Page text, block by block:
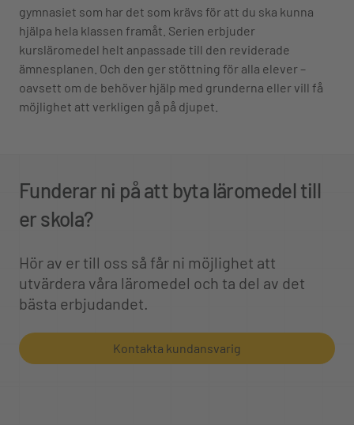
gymnasiet som har det som krävs för att du ska kunna
hjälpa hela klassen framåt. Serien erbjuder
kursläromedel helt anpassade till den reviderade
ämnesplanen. Och den ger stöttning för alla elever –
oavsett om de behöver hjälp med grunderna eller vill få
möjlighet att verkligen gå på djupet.
Funderar ni på att byta läromedel till
er skola?
Hör av er till oss så får ni möjlighet att
utvärdera våra läromedel och ta del av det
bästa erbjudandet.
Kontakta kundansvarig